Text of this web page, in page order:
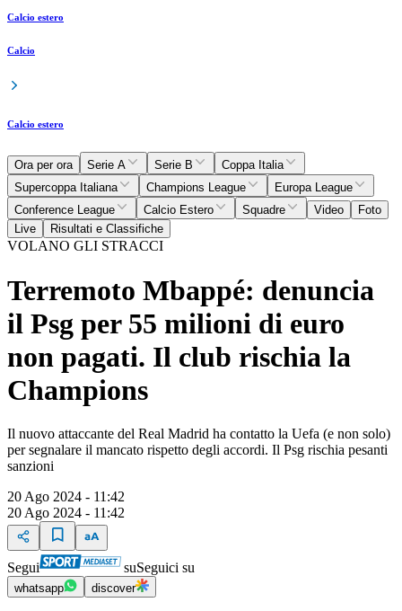
Calcio estero
Calcio
Calcio estero
Ora per ora Serie A Serie B
Coppa Italia
Supercoppa Italiana
Champions League
Europa League
Conference League
Calcio Estero Squadre Video
Foto
Live
Risultati e Classifiche
VOLANO GLI STRACCI
Terremoto Mbappé: denuncia
il Psg per 55 milioni di euro
non pagati. Il club rischia la
Champions
Il nuovo attaccante del Real Madrid ha contatto la Uefa (e non solo)
per segnalare il mancato rispetto degli accordi. Il Psg rischia pesanti
sanzioni
20 Ago 2024 - 11:42
20 Ago 2024 - 11:42
Segui suSeguici su
whatsapp discover